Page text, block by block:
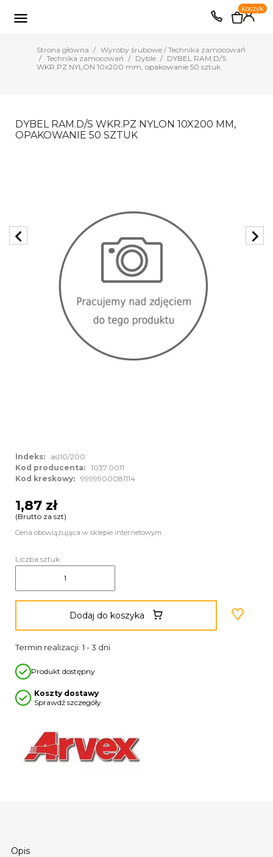
EUR PLN

0
koszyk
Strona główna
Wyroby śrubowe / Technika zamocowań
Technika zamocowań
Dyble
DYBEL RAM.D/S
WKR.PZ NYLON 10x200 mm, opakowanie 50 sztuk
Opis
DYBEL RAM.D/S WKR.PZ NYLON 10X200 MM,
OPAKOWANIE 50 SZTUK
chevron_left chevron_right
Indeks:
asl10/200
Kod producenta: 1037.0011
Kod kreskowy: 9999900081114
1,87 zł
(Brutto za szt)
Cena obowiązująca w sklepie internetowym.
Liczba sztuk:
Dodaj do koszyka
Termin realizacji: 1 - 3 dni
Produkt dostępny
Koszty dostawy
Sprawdź szczegóły